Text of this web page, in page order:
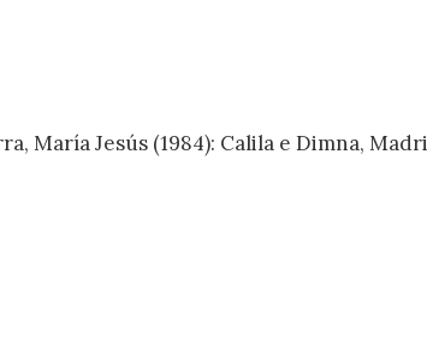
María Jesús (1984): Calila e Dimna,